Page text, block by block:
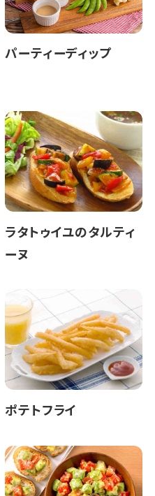
パーティーディップ
ラタトゥイユのタルティ
ーヌ
ポテトフライ